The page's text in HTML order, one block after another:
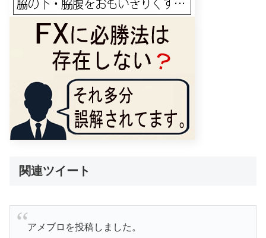
関連ツイート
アメブロを投稿しました。